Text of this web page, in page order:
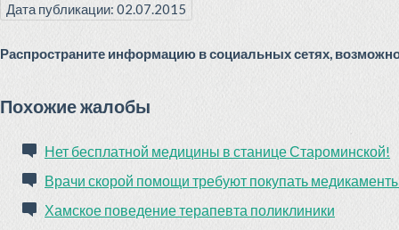
Дата публикации: 02.07.2015
Распространите информацию в социальных сетях,
Похожие жалобы
Нет бесплатной медицины в станице Староминской!
Врачи скорой помощи требуют покупать
Хамское поведение терапевта поликлиники